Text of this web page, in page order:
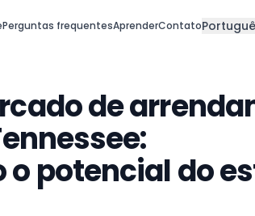
Perguntas frequentesAprenderContato
de
o potencial do